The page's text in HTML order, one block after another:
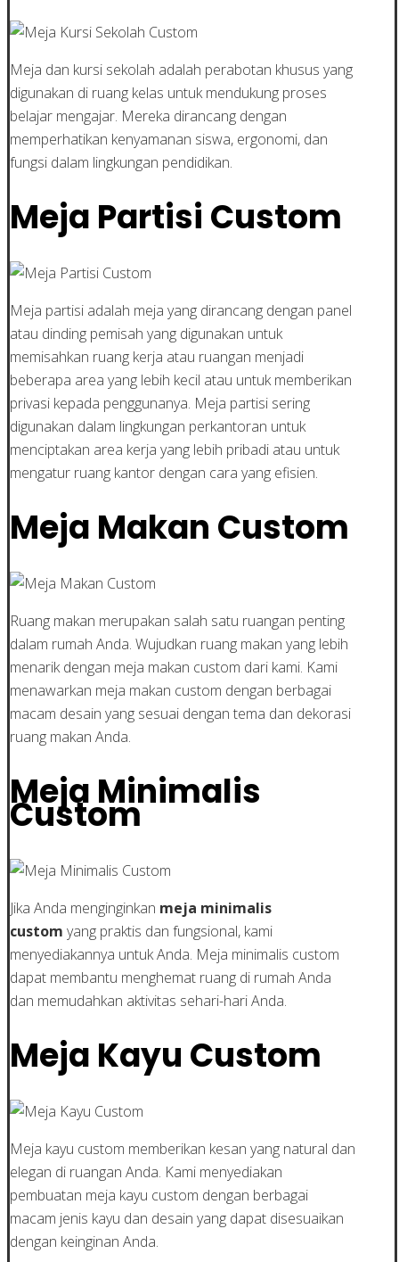
Meja dan kursi sekolah adalah perabotan khusus yang
digunakan di ruang kelas untuk mendukung proses
belajar mengajar. Mereka dirancang dengan
memperhatikan kenyamanan siswa, ergonomi, dan
fungsi dalam lingkungan pendidikan.
Meja Partisi Custom
Meja partisi adalah meja yang dirancang dengan panel
atau dinding pemisah yang digunakan untuk
memisahkan ruang kerja atau ruangan menjadi
beberapa area yang lebih kecil atau untuk memberikan
privasi kepada penggunanya. Meja partisi sering
digunakan dalam lingkungan perkantoran untuk
menciptakan area kerja yang lebih pribadi atau untuk
mengatur ruang kantor dengan cara yang efisien.
Meja Makan Custom
Ruang makan merupakan salah satu ruangan penting
dalam rumah Anda. Wujudkan ruang makan yang lebih
menarik dengan meja makan custom dari kami. Kami
menawarkan meja makan custom dengan berbagai
macam desain yang sesuai dengan tema dan dekorasi
ruang makan Anda.
Meja Minimalis
Custom
Jika Anda menginginkan meja minimalis
custom yang praktis dan fungsional, kami
menyediakannya untuk Anda. Meja minimalis custom
dapat membantu menghemat ruang di rumah Anda
dan memudahkan aktivitas sehari-hari Anda.
Meja Kayu Custom
Meja kayu custom memberikan kesan yang natural dan
elegan di ruangan Anda. Kami menyediakan
pembuatan meja kayu custom dengan berbagai
macam jenis kayu dan desain yang dapat disesuaikan
dengan keinginan Anda.